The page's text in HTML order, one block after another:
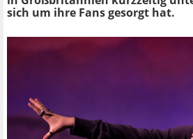
sich um ihre Fans gesorgt hat.